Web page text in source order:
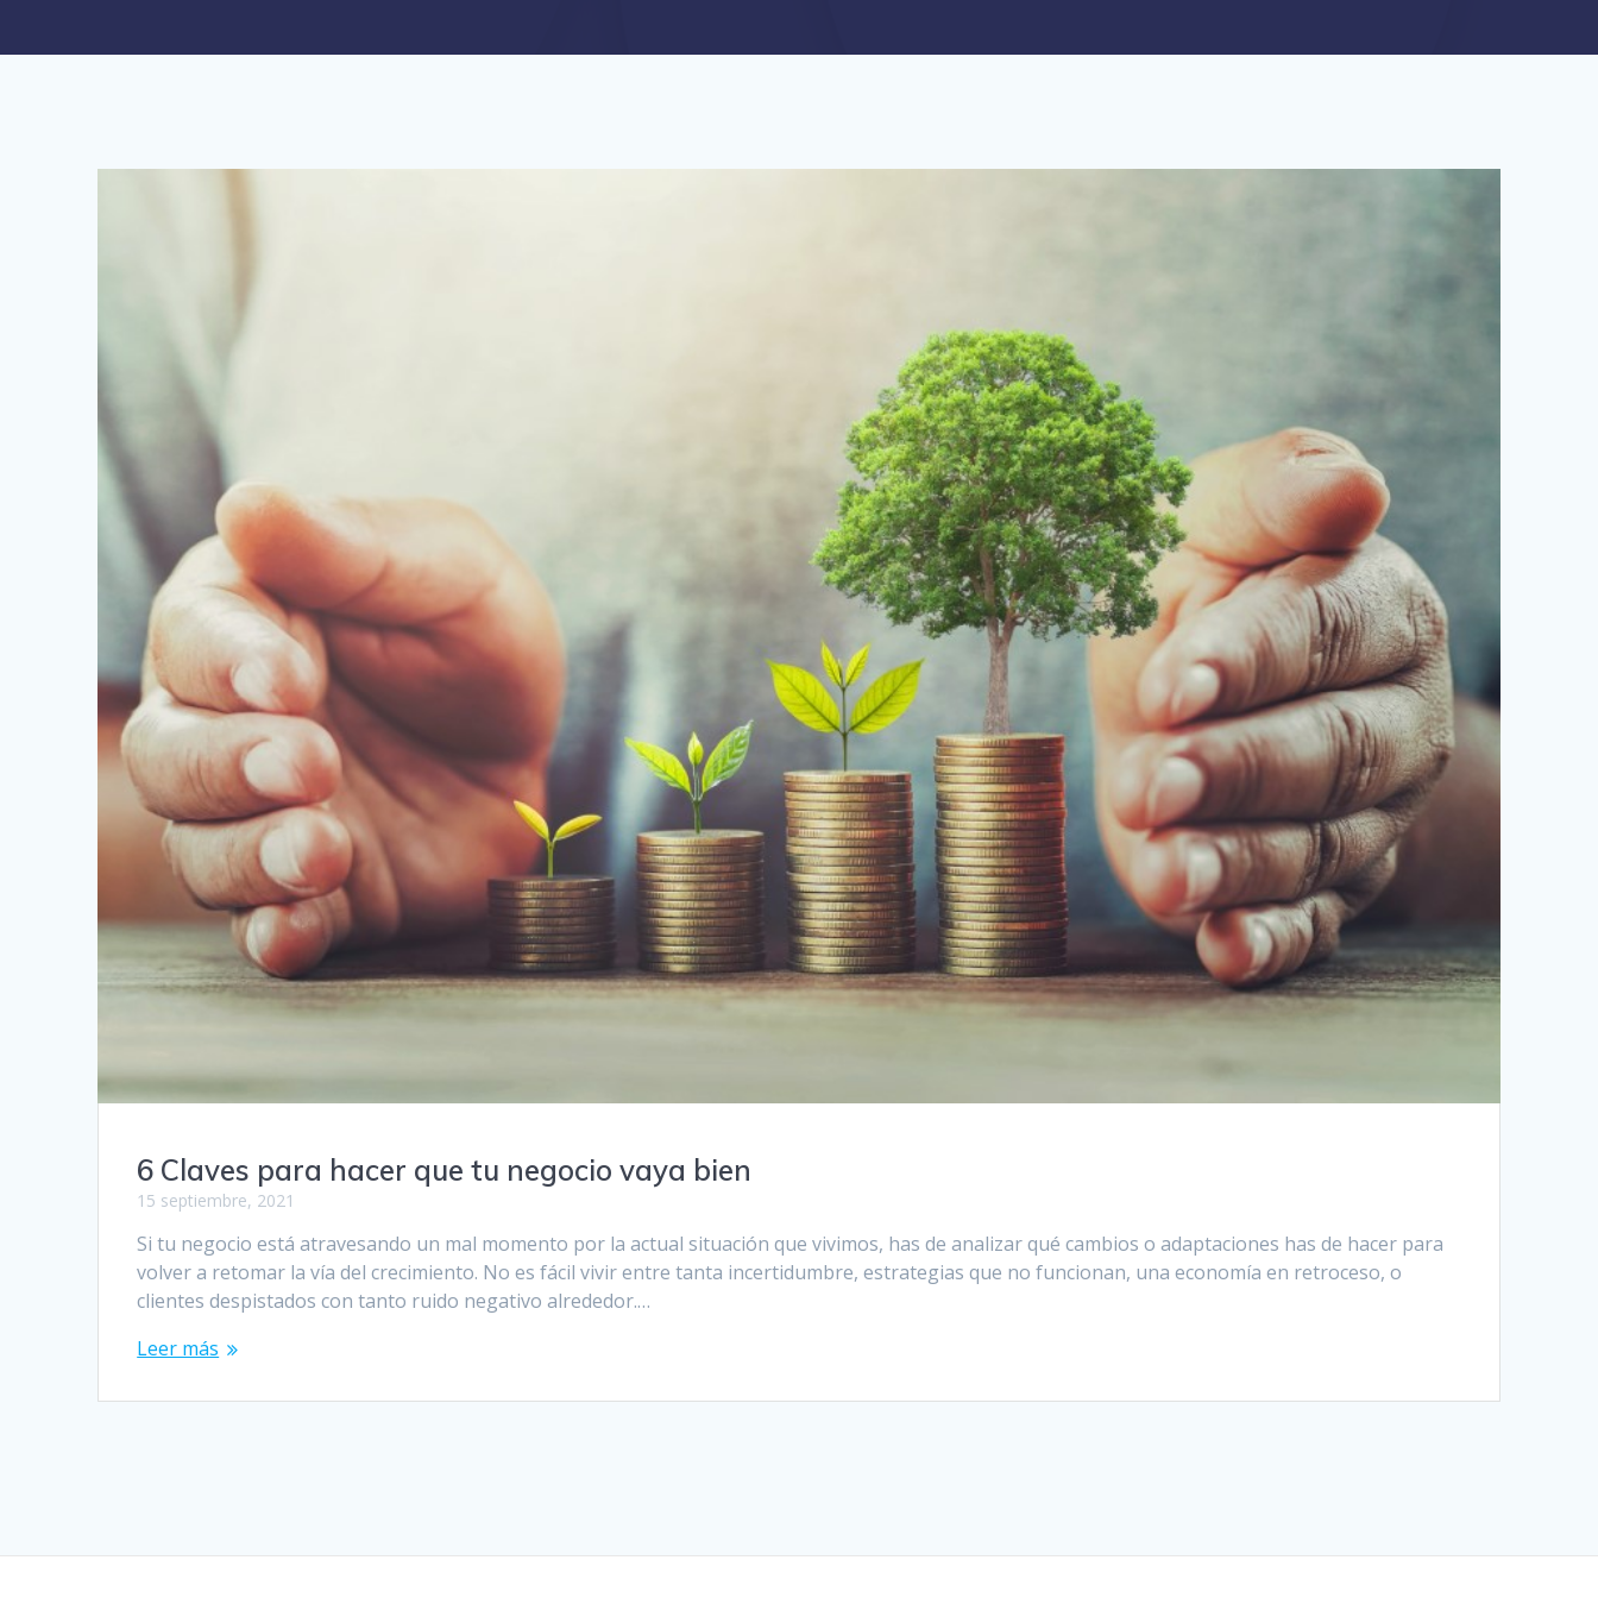
6 Claves para hacer que tu negocio vaya bien
15 septiembre, 2021
Si tu negocio está atravesando un mal momento por la actual situación que vivimos, has de analizar qué cambios o adaptaciones has de hacer para
volver a retomar la vía del crecimiento. No es fácil vivir entre tanta incertidumbre, estrategias que no funcionan, una economía en retroceso, o
clientes despistados con tanto ruido negativo alrededor.…
Leer más